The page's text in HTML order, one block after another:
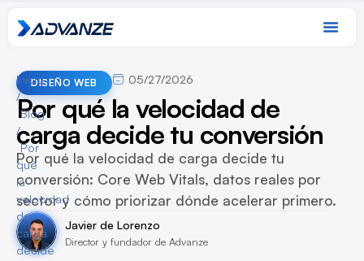
DISEÑO WEB 05/27/2026
Por qué la velocidad de
carga decide tu conversión
Por qué la velocidad de carga decide tu
conversión: Core Web Vitals, datos reales por
sector y cómo priorizar dónde acelerar primero.
Javier de Lorenzo
Director y fundador de Advanze
Inicio
/
Blog
/
Por
qué
la
velocidad
de
carga
decide